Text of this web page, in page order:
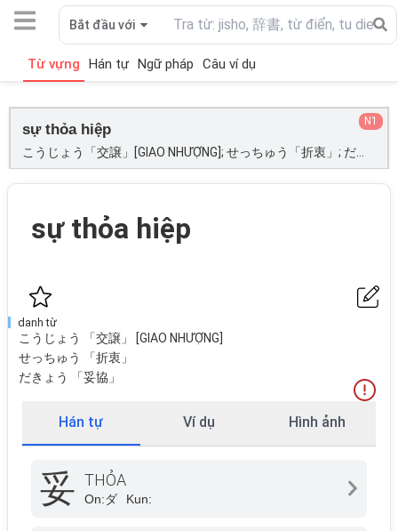
Bắt đầu với
Từ vựng Hán tự Ngữ pháp Câu ví dụ
sự thỏa hiệp N1
sự thỏa hiệp
danh từ
こうじょう 「交譲」 [GIAO NHƯỢNG]
せっちゅう 「折衷」
だきょう 「妥協」
Hán tự Ví dụ Hình ảnh
妥 THỎA
On:ダ Kun: